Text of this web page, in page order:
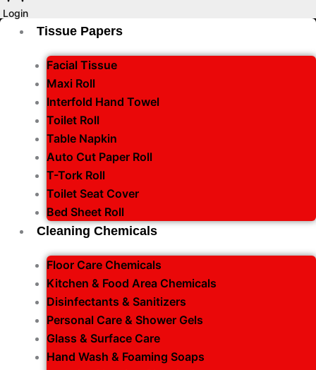
Login
Tissue Papers
Facial Tissue
Maxi Roll
Interfold Hand Towel
Toilet Roll
Table Napkin
Auto Cut Paper Roll
T-Tork Roll
Toilet Seat Cover
Bed Sheet Roll
Cleaning Chemicals
Floor Care Chemicals
Kitchen & Food Area Chemicals
Disinfectants & Sanitizers
Personal Care & Shower Gels
Glass & Surface Care
Hand Wash & Foaming Soaps